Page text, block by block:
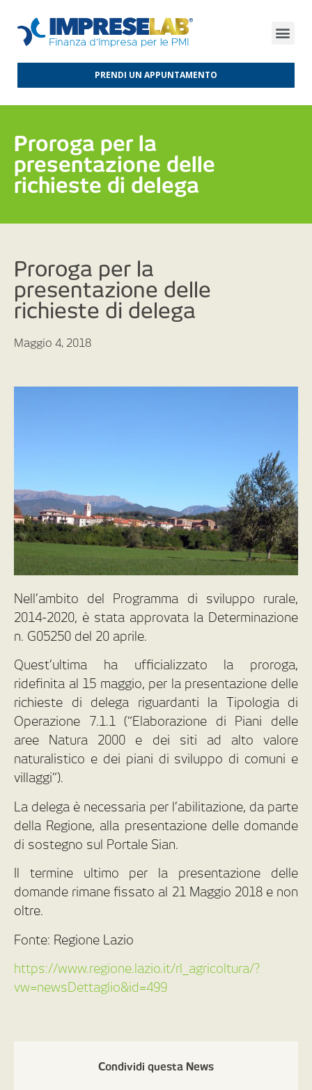
PRENDI UN APPUNTAMENTO
Proroga per la
presentazione delle
richieste di delega
Proroga per la
presentazione delle
richieste di delega
Maggio 4, 2018
Nell’ambito del Programma di sviluppo rurale,
2014-2020, è stata approvata la Determinazione
n. G05250 del 20 aprile.
Quest’ultima ha ufficializzato la proroga,
ridefinita al 15 maggio, per la presentazione delle
richieste di delega riguardanti la Tipologia di
Operazione 7.1.1 (“Elaborazione di Piani delle
aree Natura 2000 e dei siti ad alto valore
naturalistico e dei piani di sviluppo di comuni e
villaggi”).
La delega è necessaria per l’abilitazione, da parte
della Regione, alla presentazione delle domande
di sostegno sul Portale Sian.
Il termine ultimo per la presentazione delle
domande rimane fissato al 21 Maggio 2018 e non
oltre.
Fonte: Regione Lazio
https://www.regione.lazio.it/rl_agricoltura/?
vw=newsDettaglio&id=499
Condividi questa News